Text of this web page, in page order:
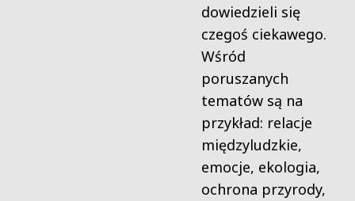
dowiedzieli się
czegoś ciekawego.
Wśród
poruszanych
tematów są na
przykład: relacje
międzyludzkie,
emocje, ekologia,
ochrona przyrody,